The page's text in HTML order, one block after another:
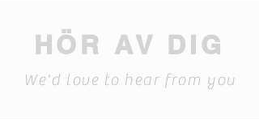
HÖR AV DIG
We'd love to hear from you